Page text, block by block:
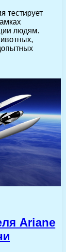
тестирует
людям.
Ariane